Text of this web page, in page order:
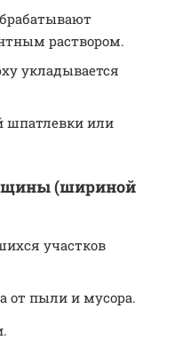
раствором.
укладывается
шпатлевки или
(шириной
участков
от пыли и мусора.